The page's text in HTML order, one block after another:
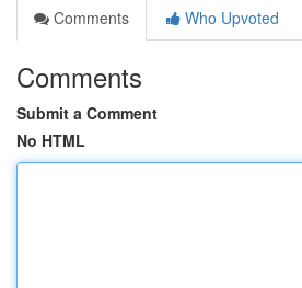
Comments
Who Upvoted
Comments
Submit a Comment
No HTML